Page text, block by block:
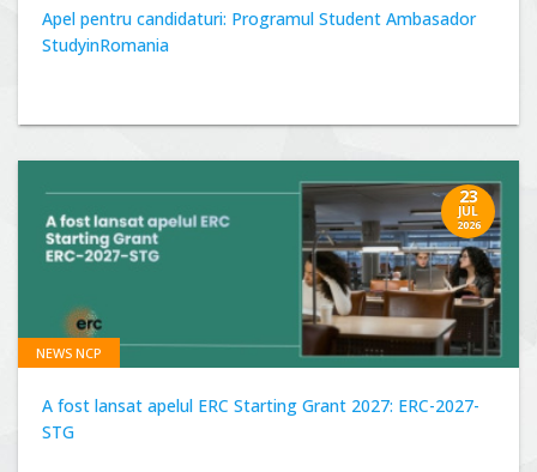
Apel pentru candidaturi: Programul Student Ambasador
StudyinRomania
23
JUL
2026
NEWS NCP
A fost lansat apelul ERC Starting Grant 2027: ERC-2027-
STG